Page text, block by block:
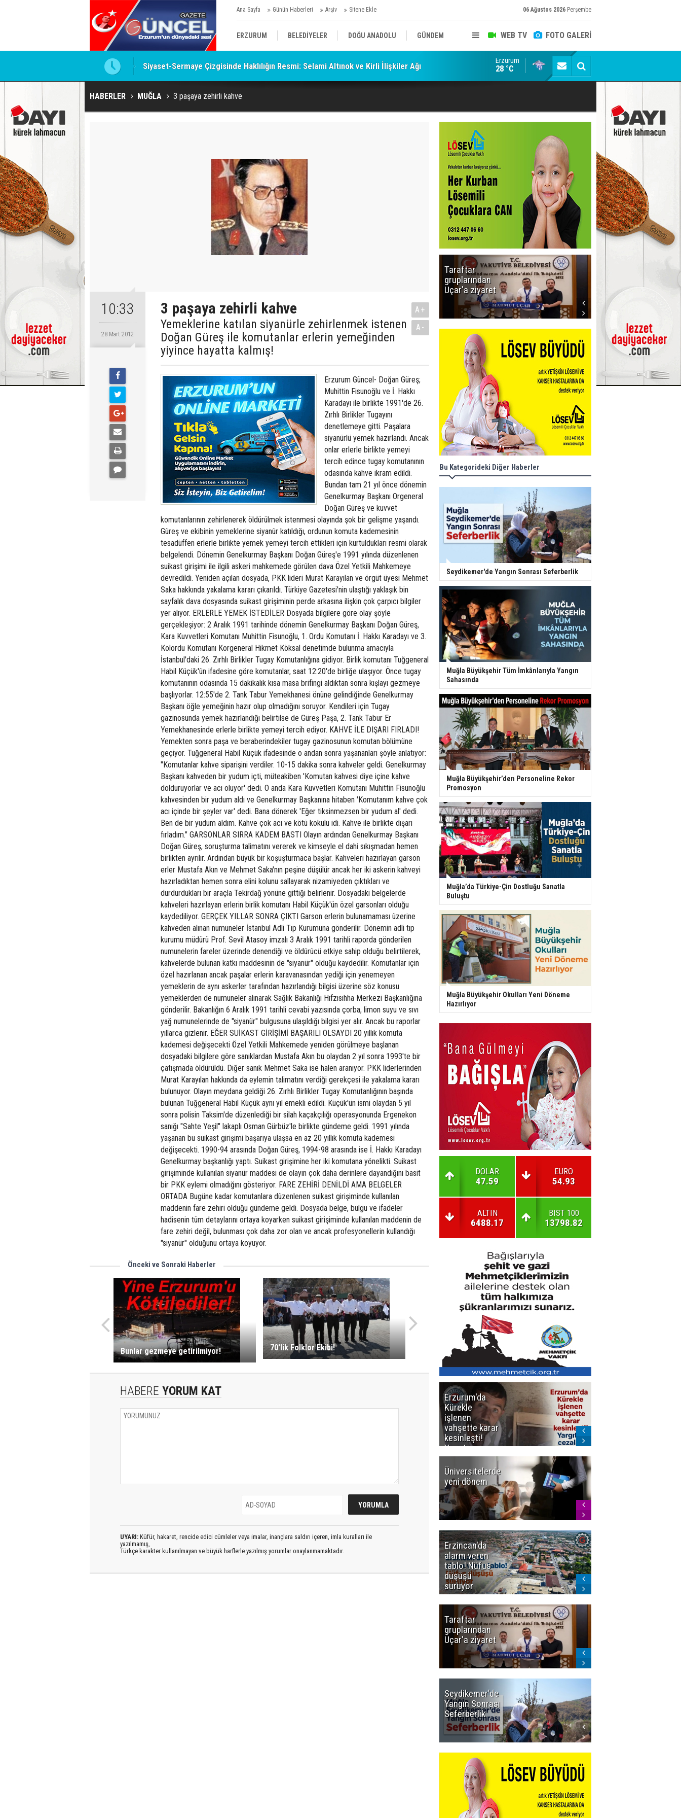
Ana Sayfa Günün Haberleri Arşiv Sitene Ekle 06 Ağustos 2026 Perşembe
WEB TV FOTO GALERİ
ERZURUM BELEDİYELER DOĞU ANADOLU GÜNDEM
SİYASET AFAD/ SAVAŞ SPOR
Siyaset-Sermaye Çizgisinde Haklılığın Resmi: Selami Altınok ve Kirli İlişkiler Ağı ADALET BAKANI AKIN GÜRLEK'E AÇIK İHBAR!
Erzurum
28 °C
HABERLER MUĞLA 3 paşaya zehirli kahve
10:33
28 Mart 2012
3 paşaya zehirli kahve
Yemeklerine katılan siyanürle zehirlenmek istenen
Doğan Güreş ile komutanlar erlerin yemeğinden
yiyince hayatta kalmış!
A+
A-
Erzurum Güncel- Doğan Güreş;
Muhittin Fisunoğlu ve İ. Hakkı
Karadayı ile birlikte 1991'de 26.
Zırhlı Birlikler Tugayını
denetlemeye gitti. Paşalara
siyanürlü yemek hazırlandı. Ancak
onlar erlerle birlikte yemeyi
tercih edince tugay komutanının
odasında kahve ikram edildi.
Bundan tam 21 yıl önce dönemin
Genelkurmay Başkanı Orgeneral
Doğan Güreş ve kuvvet
komutanlarının zehirlenerek öldürülmek istenmesi olayında şok bir gelişme yaşandı.
Güreş ve ekibinin yemeklerine siyanür katıldığı, ordunun komuta kademesinin
tesadüffen erlerle birlikte yemek yemeyi tercih ettikleri için kurtuldukları resmi olarak
belgelendi. Dönemin Genelkurmay Başkanı Doğan Güreş'e 1991 yılında düzenlenen
suikast girişimi ile ilgili askeri mahkemede görülen dava Özel Yetkili Mahkemeye
devredildi. Yeniden açılan dosyada, PKK lideri Murat Karayılan ve örgüt üyesi Mehmet
Saka hakkında yakalama kararı çıkarıldı. Türkiye Gazetesi'nin ulaştığı yaklaşık bin
sayfalık dava dosyasında suikast girişiminin perde arkasına ilişkin çok çarpıcı bilgiler
yer alıyor. ERLERLE YEMEK İSTEDİLER Dosyada bilgilere göre olay şöyle
gerçekleşiyor: 2 Aralık 1991 tarihinde dönemin Genelkurmay Başkanı Doğan Güreş,
Kara Kuvvetleri Komutanı Muhittin Fisunoğlu, 1. Ordu Komutanı İ. Hakkı Karadayı ve 3.
Kolordu Komutanı Korgeneral Hikmet Köksal denetimde bulunma amacıyla
İstanbul'daki 26. Zırhlı Birlikler Tugay Komutanlığına gidiyor. Birlik komutanı Tuğgeneral
Habil Küçük'ün ifadesine göre komutanlar, saat 12:20'de birliğe ulaşıyor. Önce tugay
komutanının odasında 15 dakikalık kısa masa brifingi aldıktan sonra kışlayı gezmeye
başlıyorlar. 12:55'de 2. Tank Tabur Yemekhanesi önüne gelindiğinde Genelkurmay
Başkanı öğle yemeğinin hazır olup olmadığını soruyor. Kendileri için Tugay
gazinosunda yemek hazırlandığı belirtilse de Güreş Paşa, 2. Tank Tabur Er
Yemekhanesinde erlerle birlikte yemeyi tercih ediyor. KAHVE İLE DIŞARI FIRLADI!
Yemekten sonra paşa ve beraberindekiler tugay gazinosunun komutan bölümüne
geçiyor. Tuğgeneral Habil Küçük ifadesinde o andan sonra yaşananları şöyle anlatıyor:
"Komutanlar kahve siparişini verdiler. 10-15 dakika sonra kahveler geldi. Genelkurmay
Başkanı kahveden bir yudum içti, müteakiben 'Komutan kahvesi diye içine kahve
dolduruyorlar ve acı oluyor' dedi. O anda Kara Kuvvetleri Komutanı Muhittin Fisunoğlu
kahvesinden bir yudum aldı ve Genelkurmay Başkanına hitaben 'Komutanım kahve çok
acı içinde bir şeyler var' dedi. Bana dönerek 'Eğer tiksinmezsen bir yudum al' dedi.
Ben de bir yudum aldım. Kahve çok acı ve kötü kokulu idi. Kahve ile birlikte dışarı
fırladım." GARSONLAR SIRRA KADEM BASTI Olayın ardından Genelkurmay Başkanı
Doğan Güreş, soruşturma talimatını vererek ve kimseyle el dahi sıkışmadan hemen
birlikten ayrılır. Ardından büyük bir koşuşturmaca başlar. Kahveleri hazırlayan garson
erler Mustafa Akın ve Mehmet Saka'nın peşine düşülür ancak her iki askerin kahveyi
hazırladıktan hemen sonra elini kolunu sallayarak nizamiyeden çıktıkları ve
durdurdukları bir araçla Tekirdağ yönüne gittiği belirlenir. Dosyadaki belgelerde
kahveleri hazırlayan erlerin birlik komutanı Habil Küçük'ün özel garsonları olduğu
kaydediliyor. GERÇEK YILLAR SONRA ÇIKTI Garson erlerin bulunamaması üzerine
kahveden alınan numuneler İstanbul Adli Tıp Kurumuna gönderilir. Dönemin adli tıp
kurumu müdürü Prof. Sevil Atasoy imzalı 3 Aralık 1991 tarihli raporda gönderilen
numunelerin fareler üzerinde denendiği ve öldürücü etkiye sahip olduğu belirtilerek,
kahvelerde bulunan katkı maddesinin de "siyanür" olduğu kaydedilir. Komutanlar için
özel hazırlanan ancak paşalar erlerin karavanasından yediği için yenemeyen
yemeklerin de aynı askerler tarafından hazırlandığı bilgisi üzerine söz konusu
yemeklerden de numuneler alınarak Sağlık Bakanlığı Hıfzısıhha Merkezi Başkanlığına
gönderilir. Bakanlığın 6 Aralık 1991 tarihli cevabi yazısında çorba, limon suyu ve sıvı
yağ numunelerinde de "siyanür" bulgusuna ulaşıldığı bilgisi yer alır. Ancak bu raporlar
yıllarca gizlenir. EĞER SUİKAST GİRİŞİMİ BAŞARILI OLSAYDI 20 yıllık komuta
kademesi değişecekti Özel Yetkili Mahkemede yeniden görülmeye başlanan
dosyadaki bilgilere göre sanıklardan Mustafa Akın bu olaydan 2 yıl sonra 1993'te bir
çatışmada öldürüldü. Diğer sanık Mehmet Saka ise halen aranıyor. PKK liderlerinden
Murat Karayılan hakkında da eylemin talimatını verdiği gerekçesi ile yakalama kararı
bulunuyor. Olayın meydana geldiği 26. Zırhlı Birlikler Tugay Komutanlığının başında
bulunan Tuğgeneral Habil Küçük aynı yıl emekli edildi. Küçük'ün ismi olaydan 5 yıl
sonra polisin Taksim'de düzenlediği bir silah kaçakçılığı operasyonunda Ergenekon
sanığı "Sahte Yeşil" lakaplı Osman Gürbüz'le birlikte gündeme geldi. 1991 yılında
yaşanan bu suikast girişimi başarıya ulaşsa en az 20 yıllık komuta kademesi
değişecekti. 1990-94 arasında Doğan Güreş, 1994-98 arasında ise İ. Hakkı Karadayı
Genelkurmay başkanlığı yaptı. Suikast girişimine her iki komutana yönelikti. Suikast
girişiminde kullanılan siyanür maddesi de olayın çok daha derinlere dayandığını basit
bir PKK eylemi olmadığını gösteriyor. FARE ZEHİRİ DENİLDİ AMA BELGELER
ORTADA Bugüne kadar komutanlara düzenlenen suikast girişiminde kullanılan
maddenin fare zehiri olduğu gündeme geldi. Dosyada belge, bulgu ve ifadeler
hadisenin tüm detaylarını ortaya koyarken suikast girişiminde kullanılan maddenin de
fare zehiri değil, bulunması çok daha zor olan ve ancak profesyonellerin kullandığı
"siyanür" olduğunu ortaya koyuyor.
Önceki ve Sonraki Haberler
Bunlar gezmeye getirilmiyor! 70'lik Folklor Ekibi!
HABERE YORUM KAT
UYARI: Küfür, hakaret, rencide edici cümleler veya imalar, inançlara saldırı içeren, imla kuralları ile
yazılmamış,
Türkçe karakter kullanılmayan ve büyük harflerle yazılmış yorumlar onaylanmamaktadır.
Taraftar
gruplarından
Uçar'a ziyaret
başlıyor! İlk
düdük Bolu'da
çalacak
Bu Kategorideki Diğer Haberler
Seydikemer'de Yangın Sonrası Seferberlik
Muğla Büyükşehir Tüm İmkânlarıyla Yangın
Sahasında
Muğla Büyükşehir’den Personeline Rekor
Promosyon
Muğla’da Türkiye-Çin Dostluğu Sanatla
Buluştu
Muğla Büyükşehir Okulları Yeni Döneme
Hazırlıyor
DOLAR
47.59
EURO
54.93
ALTIN
6488.17
BIST 100
13798.82
Erzurum'da
Kürekle
işlenen
vahşette karar
kesinleşti!
Yargıtay
cezaları onadı
Üniversitelerde
yeni dönem
Erzincan'da
alarm veren
tablo! Nüfus
düşüşü
sürüyor
Taraftar
gruplarından
Uçar'a ziyaret
Seydikemer'de
Yangın Sonrası
Seferberlik